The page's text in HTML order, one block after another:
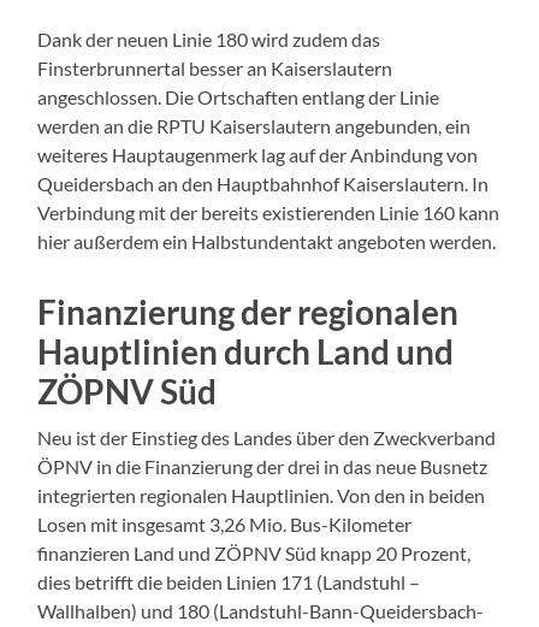
Dank der neuen Linie 180 wird zudem das
Finsterbrunnertal besser an Kaiserslautern
angeschlossen. Die Ortschaften entlang der Linie
werden an die RPTU Kaiserslautern angebunden, ein
weiteres Hauptaugenmerk lag auf der Anbindung von
Queidersbach an den Hauptbahnhof Kaiserslautern. In
Verbindung mit der bereits existierenden Linie 160 kann
hier außerdem ein Halbstundentakt angeboten werden.
Finanzierung der regionalen
Hauptlinien durch Land und
ZÖPNV Süd
Neu ist der Einstieg des Landes über den Zweckverband
ÖPNV in die Finanzierung der drei in das neue Busnetz
integrierten regionalen Hauptlinien. Von den in beiden
Losen mit insgesamt 3,26 Mio. Bus-Kilometer
finanzieren Land und ZÖPNV Süd knapp 20 Prozent,
dies betrifft die beiden Linien 171 (Landstuhl –
Wallhalben) und 180 (Landstuhl-Bann-Queidersbach-